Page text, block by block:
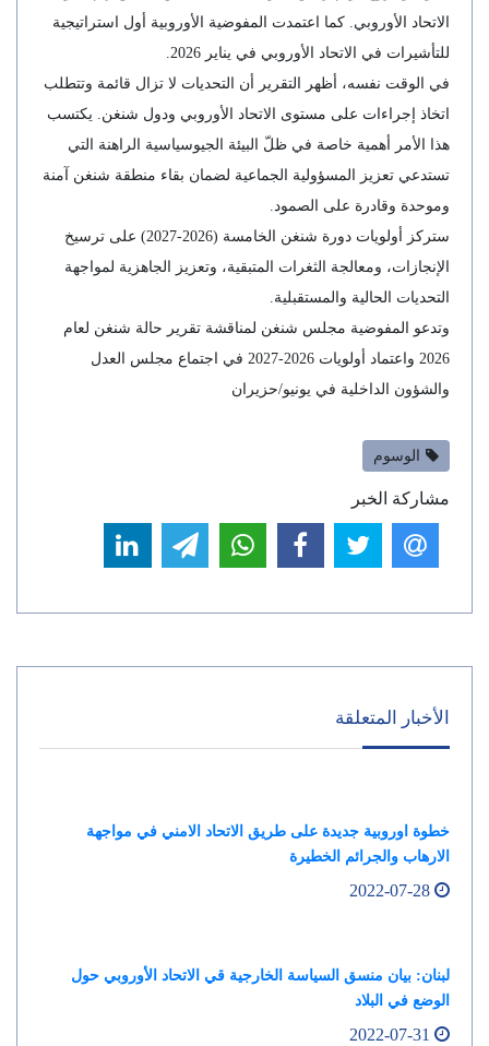
الاتحاد الأوروبي. كما اعتمدت المفوضية الأوروبية أول استراتيجية
للتأشيرات في الاتحاد الأوروبي في يناير 2026.
في الوقت نفسه، أظهر التقرير أن التحديات لا تزال قائمة وتتطلب
اتخاذ إجراءات على مستوى الاتحاد الأوروبي ودول شنغن. يكتسب
هذا الأمر أهمية خاصة في ظلّ البيئة الجيوسياسية الراهنة التي
تستدعي تعزيز المسؤولية الجماعية لضمان بقاء منطقة شنغن آمنة
وموحدة وقادرة على الصمود.
ستركز أولويات دورة شنغن الخامسة (2026-2027) على ترسيخ
الإنجازات، ومعالجة الثغرات المتبقية، وتعزيز الجاهزية لمواجهة
التحديات الحالية والمستقبلية.
وتدعو المفوضية مجلس شنغن لمناقشة تقرير حالة شنغن لعام
2026 واعتماد أولويات 2026-2027 في اجتماع مجلس العدل
والشؤون الداخلية في يونيو/حزيران
الوسوم
مشاركة الخبر
الأخبار المتعلقة
خطوة اوروبية جديدة على طريق الاتحاد الامني في مواجهة
الارهاب والجرائم الخطيرة
لبنان: بيان منسق السياسة الخارجية قي الاتحاد الأوروبي حول
الوضع في البلاد